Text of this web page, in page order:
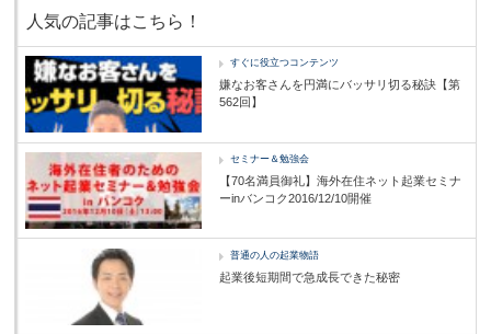
人気の記事はこちら！
すぐに役立つコンテンツ
嫌なお客さんを円満にバッサリ切る秘訣【第
562回】
セミナー＆勉強会
【70名満員御礼】海外在住ネット起業セミナ
ーinバンコク2016/12/10開催
普通の人の起業物語
起業後短期間で急成長できた秘密